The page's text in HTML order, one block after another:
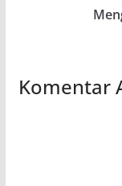
Komentar